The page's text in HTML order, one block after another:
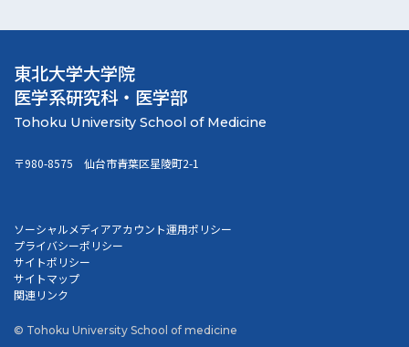
東北大学大学院
医学系研究科・医学部
〒980-8575 仙台市青葉区星陵町2-1
ソーシャルメディアアカウント運用ポリシー
プライバシーポリシー
サイトポリシー
サイトマップ
関連リンク
© Tohoku University School of medicine